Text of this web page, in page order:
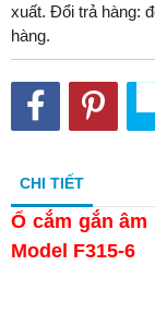
xuất. Đổi trả hàng:
hàng.
CHI TIẾT
Ổ cắm gắn
Model F315-6